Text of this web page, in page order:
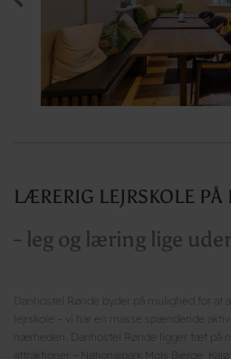
LÆRERIG LEJRSKOLE PÅ
- leg og læring lige
Danhostel Rønde byder på mulighed for at
lejrskole – vi har en masse spændende
nærheden. Danhostel Rønde ligger tæt på
attraktioner – Nationalpark Mols Bjerge,